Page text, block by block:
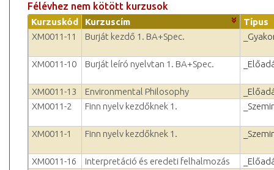
Félévhez nem kötött kurzusok
Kurzuskód Kurzuscím
Típus
XM0011-11
Burját kezdő 1. BA+Spec.
XM0011-10 Burját leíró nyelvtan 1. BA+Spec.
XM0011-13 Environmental Philosophy
XM0011-2
Finn nyelv kezdőknek 1.
XM0011-1 Finn nyelv kezdőknek 1.
XM0011-16 Interpretáció és eredeti felhalmozás